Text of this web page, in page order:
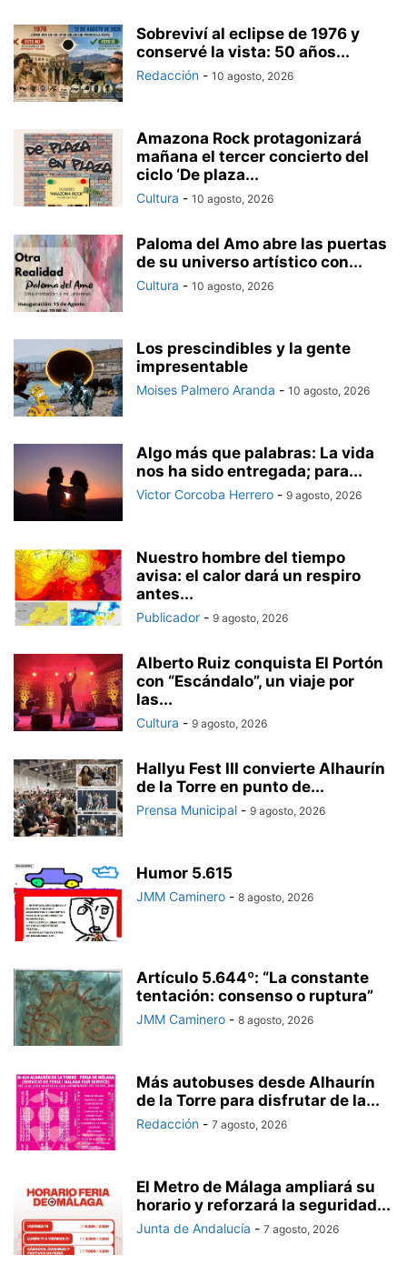
Sobreviví al eclipse de 1976 y
conservé la vista: 50 años...
Redacción - 10 agosto, 2026
Amazona Rock protagonizará
mañana el tercer concierto del
ciclo ‘De plaza...
Cultura - 10 agosto, 2026
Paloma del Amo abre las puertas
de su universo artístico con...
Cultura - 10 agosto, 2026
Los prescindibles y la gente
impresentable
Moises Palmero Aranda - 10 agosto, 2026
Algo más que palabras: La vida
nos ha sido entregada; para...
Victor Corcoba Herrero - 9 agosto, 2026
Nuestro hombre del tiempo
avisa: el calor dará un respiro
antes...
Publicador - 9 agosto, 2026
Alberto Ruiz conquista El Portón
con “Escándalo”, un viaje por
las...
Cultura - 9 agosto, 2026
Hallyu Fest III convierte Alhaurín
de la Torre en punto de...
Prensa Municipal - 9 agosto, 2026
Humor 5.615
JMM Caminero - 8 agosto, 2026
Artículo 5.644º: “La constante
tentación: consenso o ruptura”
JMM Caminero - 8 agosto, 2026
Más autobuses desde Alhaurín
de la Torre para disfrutar de la...
Redacción - 7 agosto, 2026
El Metro de Málaga ampliará su
horario y reforzará la seguridad...
Junta de Andalucía - 7 agosto, 2026